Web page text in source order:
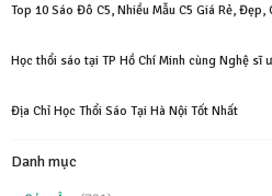
Top 10 Sáo Đô C5, Nhiều Mẫu C5 Giá Rẻ, Đẹp,
Học thổi sáo tại TP Hồ Chí Minh cùng Nghệ sĩ
Địa Chỉ Học Thổi Sáo Tại Hà Nội Tốt Nhất
Danh mục